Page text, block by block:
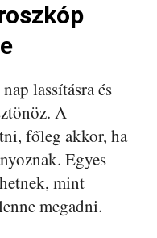
lassításra és
A
főleg akkor, ha
Egyes
mint
megadni.